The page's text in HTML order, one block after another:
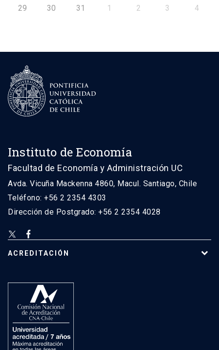
29 30 31 1 2 3 4
Instituto de Economía
Facultad de Economía y Administración UC
Avda. Vicuña Mackenna 4860, Macul. Santiago, Chile
Teléfono: +56 2 2354 4303
Dirección de Postgrado: +56 2 2354 4028
ACREDITACIÓN